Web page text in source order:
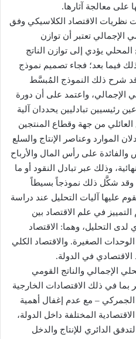
على معالجة آثارها.
الكبير في 1929 كانت نظريات الاقتصاد الكلاسيكي وفق
الإجمالي تعتبر أن توازن
المحلي يؤدي إلى توازن الناتج
فيما بعد؛ فجاء تصميم نموذج
وقد شرح ذلك النموذج المُبسَّط
الإجمالي، واعتمد على أن دورة
رئيسيين تبادليين يحددان آلية
العائلي من جهة وقطاع المنتجين
الموارد وعناصر الإنتاج والسلع
على رأس المال والأرباح
وذلك عبر تبادل النقود أو ما
وقد شكَّل ذلك نموذجاً بسيطاً
عليها آليات التحليل عند دراسة
التمييز في علم الاقتصاد بين
لدى التحليل، وهما: الاقتصاد
الصغيرة. والاقتصاد الكلي
في الدولة.
الإجمالي والناتج القومي
بما في ذلك الاقتصادات الخارجية
الجمركي – مع عدم إغفال أهمية
المختلفة داخل الدولة،
الدائري للإنتاج والدخل